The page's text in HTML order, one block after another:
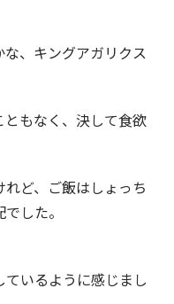
、キングアガリクス
もなく、決して食欲
ど、ご飯はしょっち
した。
いるように感じまし